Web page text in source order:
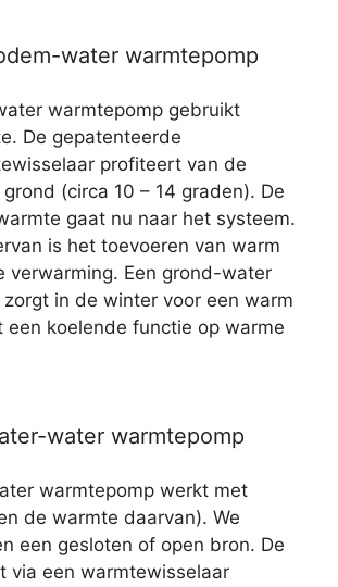
water warmtepomp
warmtepomp gebruikt
De gepatenteerde
profiteert van de
(circa 10 – 14 graden). De
gaat nu naar het systeem.
is het toevoeren van warm
verwarming. Een grond-water
in de winter voor een warm
een koelende functie op warme
water warmtepomp
warmtepomp werkt met
de warmte daarvan). We
een gesloten of open bron. De
via een warmtewisselaar